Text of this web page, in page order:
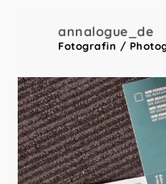
annalogue_de
Fotografin /